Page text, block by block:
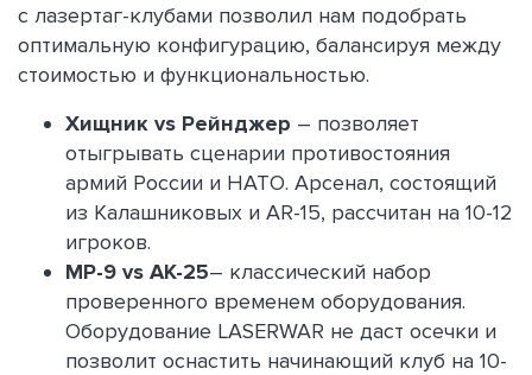
с лазертаг-клубами позволил нам подобрать
оптимальную конфигурацию, балансируя между
стоимостью и функциональностью.
Хищник vs Рейнджер – позволяет
отыгрывать сценарии противостояния
армий России и НАТО. Арсенал, состоящий
из Калашниковых и AR-15, рассчитан на 10-12
игроков.
MP-9 vs АK-25– классический набор
проверенного временем оборудования.
Оборудование LASERWAR не даст осечки и
позволит оснастить начинающий клуб на 10-